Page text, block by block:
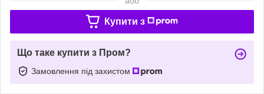
Купити з
Що таке купити з Пром?
Замовлення під захистом